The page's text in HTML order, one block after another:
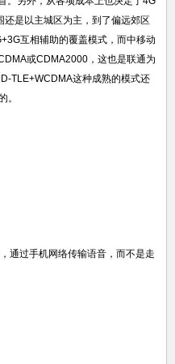
是以主城区为主，到了偏远郊区
互相辅助的覆盖模式，而中移动
或CDMA2000，这也是联通为
TLE+WCDMA这种成熟的模式还
。
通过手机网络传输语音，而不是走